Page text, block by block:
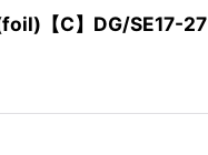
【C】DG/SE17-27